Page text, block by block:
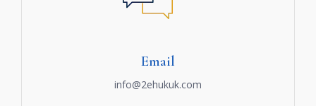
Email
info@2ehukuk.com